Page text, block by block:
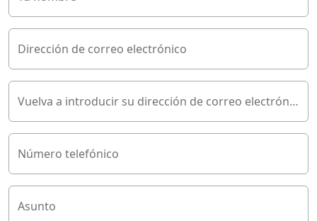
Dirección de correo electrónico
Vuelva a introducir su dirección de correo electrónico
Número telefónico
Asunto